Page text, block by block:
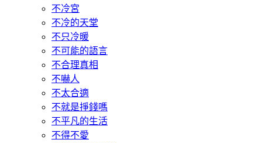
不冷宮
不冷的天堂
不只冷暖
不可能的語言
不合理真相
不嚇人
不太合適
不就是掙錢嗎
不平凡的生活
不得不愛